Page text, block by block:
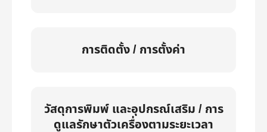
การติดตั้ง / การตั้งค่า
วัสดุการพิมพ์ และอุปกรณ์เสริม / การ
ดูแลรักษาตัวเครื่องตามระยะเวลา